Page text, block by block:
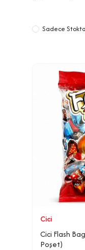
Sadece
Cici
Cici Flash
Poşet)